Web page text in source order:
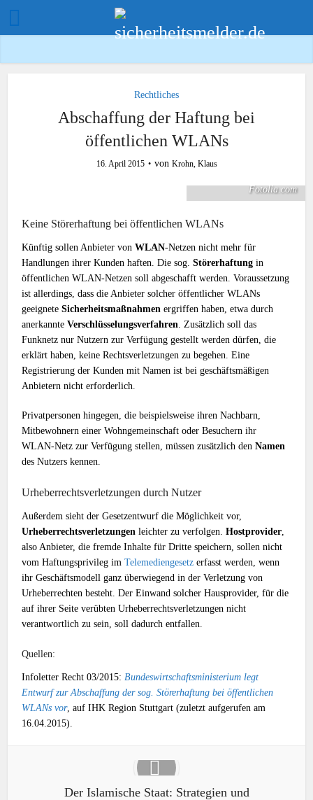
Rechtliches
Abschaffung der Haftung bei
öffentlichen WLANs
16. April 2015 von Krohn, Klaus
Fotolia.com
Keine Störerhaftung bei öffentlichen WLANs
Künftig sollen Anbieter vonWLAN-Netzen nicht mehr für
Handlungen ihrer Kunden haften. Die sog.Störerhaftungin
öffentlichen WLAN-Netzen soll abgeschafft werden. Voraussetzung
ist allerdings, dass die Anbieter solcher öffentlicher WLANs
geeigneteSicherheitsmaßnahmenergriffen haben, etwa durch
anerkannteVerschlüsselungsverfahren. Zusätzlich soll das
Funknetz nur Nutzern zur Verfügung gestellt werden dürfen, die
erklärt haben, keine Rechtsverletzungen zu begehen. Eine
Registrierung der Kunden mit Namen ist bei geschäftsmäßigen
Anbietern nicht erforderlich.
Privatpersonen hingegen, die beispielsweise ihren Nachbarn,
Mitbewohnern einer Wohngemeinschaft oder Besuchern ihr
WLAN-Netz zur Verfügung stellen, müssen zusätzlich denNamen
des Nutzers kennen.
Urheberrechtsverletzungen durch Nutzer
Außerdem sieht der Gesetzentwurf die Möglichkeit vor,
Urheberrechtsverletzungenleichter zu verfolgen.Hostprovider,
also Anbieter, die fremde Inhalte für Dritte speichern, sollen nicht
vom Haftungsprivileg imTelemediengesetz erfasst werden, wenn
ihr Geschäftsmodell ganz überwiegend in der Verletzung von
Urheberrechten besteht. Der Einwand solcher Hausprovider, für die
auf ihrer Seite verübten Urheberrechtsverletzungen nicht
verantwortlich zu sein, soll dadurch entfallen.
Quellen:
Infoletter Recht 03/2015:Bundeswirtschaftsministerium legt
Entwurf zur Abschaffung der sog. Störerhaftung bei öffentlichen
WLANs vor, auf IHK Region Stuttgart (zuletzt aufgerufen am
16.04.2015).
Der Islamische Staat: Strategien und